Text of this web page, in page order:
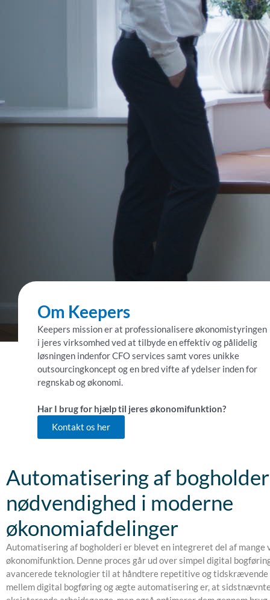
Om Keepers
Keepers mission er at professionalisere økonomistyringen
i jeres virksomhed ved at tilbyde en effektiv og pålidelig
løsningen indenfor CFO services samt vores unikke
outsourcingkoncept og en bred vifte af ydelser inden for
regnskab og økonomi.
Har I brug for hjælp til jeres økonomifunktion?
Kontakt os her
Automatisering af
nødvendighed i moderne
økonomiafdelinger
Automatisering af bogholderi er blevet en integreret del af mange
økonomifunktion. Denne proces går ud over simpel digital
avancerede teknologier til at håndtere repetitive og tidskrævende
mellem digital bogføring og ægte automatisering er, at